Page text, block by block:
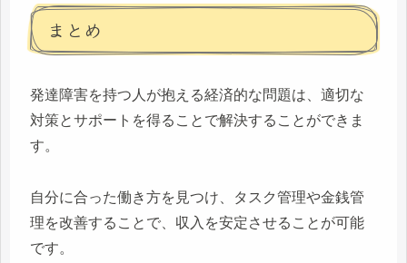
まとめ
発達障害を持つ人が抱える経済的な問題は、適切な
対策とサポートを得ることで解決することができま
す。
自分に合った働き方を見つけ、タスク管理や金銭管
理を改善することで、収入を安定させることが可能
です。